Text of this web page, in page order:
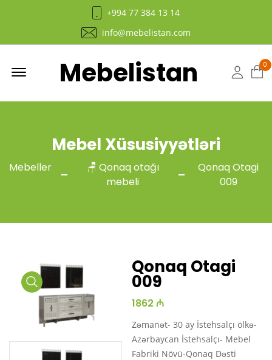
+994 77 384 13 14
info@mebelistan.com
Mebelistan 0
Mebel Xüsusiyyətləri
Mebeller
🪑 Qonaq otağı
mebeli
Qonaq Otagi
009
Media
Gallery
Qonaq Otagi
009
1862 ₼
Zəmanət- 30 ay İstehsalçı ölkə-
Azərbaycan İstehsalçı- Mebel
Fabriki Növü-Qonaq Dəsti